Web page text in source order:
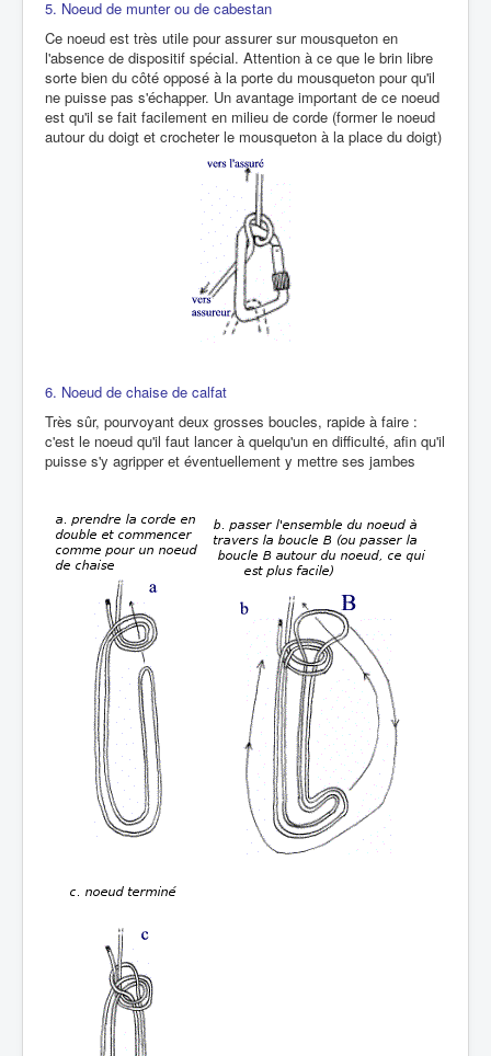
5. Noeud de munter ou de cabestan
Ce noeud est très utile pour assurer sur mousqueton en
l'absence de dispositif spécial. Attention à ce que le brin libre
sorte bien du côté opposé à la porte du mousqueton pour qu'il
ne puisse pas s'échapper. Un avantage important de ce noeud
est qu'il se fait facilement en milieu de corde (former le noeud
autour du doigt et crocheter le mousqueton à la place du doigt)
6. Noeud de chaise de calfat
Très sûr, pourvoyant deux grosses boucles, rapide à faire :
c'est le noeud qu'il faut lancer à quelqu'un en difficulté, afin qu'il
puisse s'y agripper et éventuellement y mettre ses jambes